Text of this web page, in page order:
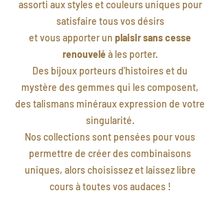
assorti aux styles et couleurs uniques pour
satisfaire tous vos désirs
et vous apporter un plaisir sans cesse
renouvelé à les porter.
Des bijoux porteurs d'histoires et du
mystère des gemmes qui les composent,
des talismans minéraux expression de votre
singularité.
Nos collections sont pensées pour vous
permettre de créer des combinaisons
uniques, alors choisissez et laissez libre
cours à toutes vos audaces !